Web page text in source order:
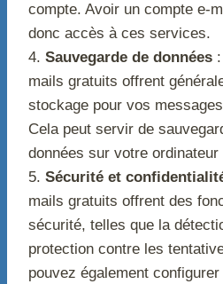
compte. Avoir un compte e-
donc accès à ces services.
4. Sauvegarde de données
mails gratuits offrent
stockage pour vos
Cela peut servir de
données sur votre
5. Sécurité et
mails gratuits offrent des
sécurité, telles que la
protection contre les
pouvez également